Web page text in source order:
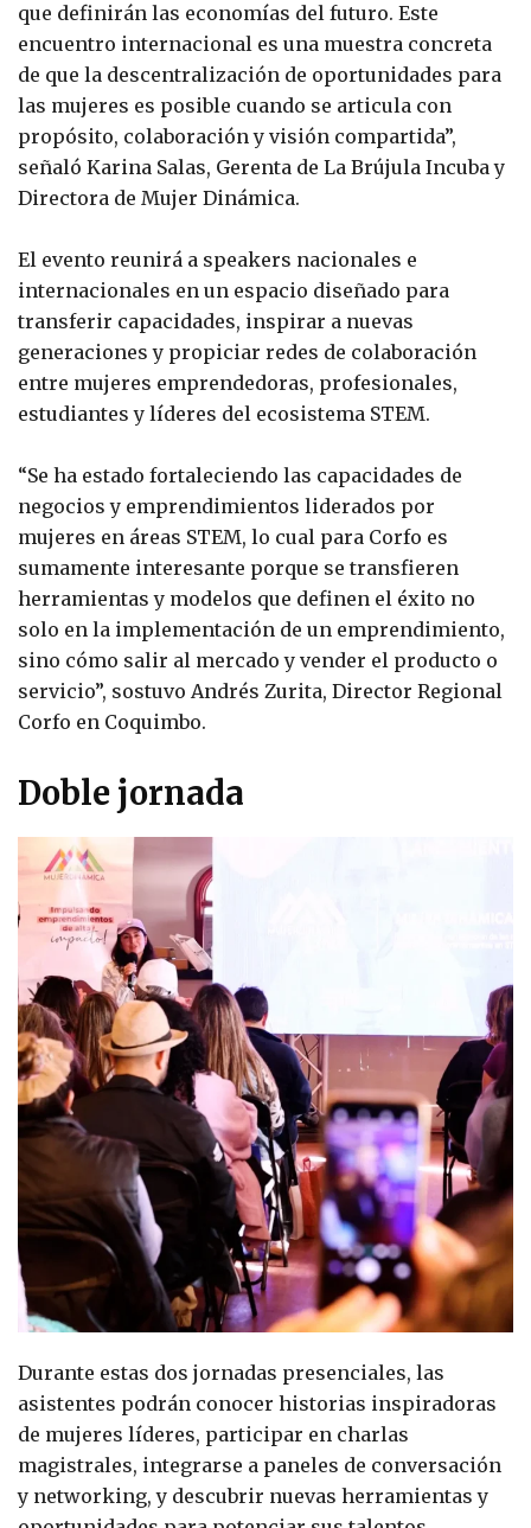
que definirán las economías del futuro. Este
encuentro internacional es una muestra concreta
de que la descentralización de oportunidades para
las mujeres es posible cuando se articula con
propósito, colaboración y visión compartida”,
señaló Karina Salas, Gerenta de La Brújula Incuba y
Directora de Mujer Dinámica.
El evento reunirá a speakers nacionales e
internacionales en un espacio diseñado para
transferir capacidades, inspirar a nuevas
generaciones y propiciar redes de colaboración
entre mujeres emprendedoras, profesionales,
estudiantes y líderes del ecosistema STEM.
“Se ha estado fortaleciendo las capacidades de
negocios y emprendimientos liderados por
mujeres en áreas STEM, lo cual para Corfo es
sumamente interesante porque se transfieren
herramientas y modelos que definen el éxito no
solo en la implementación de un emprendimiento,
sino cómo salir al mercado y vender el producto o
servicio”, sostuvo Andrés Zurita, Director Regional
Corfo en Coquimbo.
Doble jornada
Durante estas dos jornadas presenciales, las
asistentes podrán conocer historias inspiradoras
de mujeres líderes, participar en charlas
magistrales, integrarse a paneles de conversación
y networking, y descubrir nuevas herramientas y